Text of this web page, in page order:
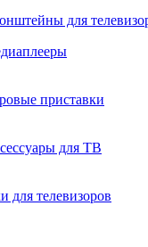
для
приставки
для ТВ
для телевизоров